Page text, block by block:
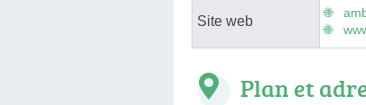
Site web
Plan et